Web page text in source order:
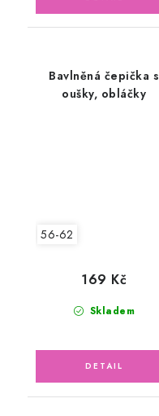
Bavlněná čepička s
oušky, obláčky
56-62
Skladem
169 Kč